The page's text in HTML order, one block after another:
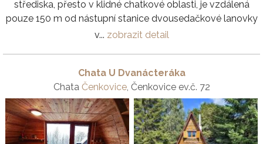
střediska, přesto v klidné chatkové oblasti, je vzdálená
pouze 150 m od nástupní stanice dvousedačkové lanovky
v... zobrazit detail
Chata U Dvanácteráka
Chata Čenkovice, Čenkovice ev.č. 72